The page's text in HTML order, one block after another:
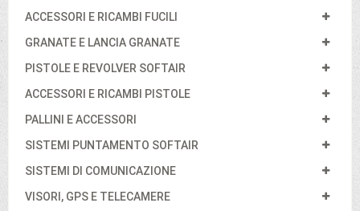
ACCESSORI E RICAMBI FUCILI
GRANATE E LANCIA GRANATE
PISTOLE E REVOLVER SOFTAIR
ACCESSORI E RICAMBI PISTOLE
PALLINI E ACCESSORI
SISTEMI PUNTAMENTO SOFTAIR
SISTEMI DI COMUNICAZIONE
VISORI, GPS E TELECAMERE